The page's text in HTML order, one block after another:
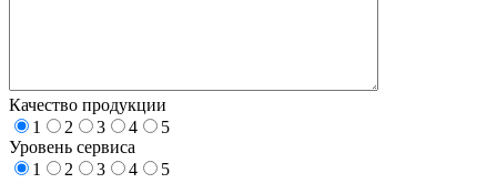
Качество продукции
1
2 3 4
5
Уровень сервиса
1
2 3 4
5